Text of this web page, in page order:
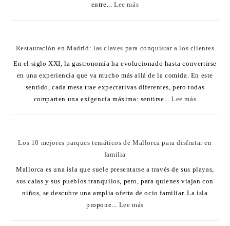
entre...Lee más
Restauración en Madrid: las claves para conquistar a los clientes
En el siglo XXI, la gastronomía ha evolucionado hasta convertirse
en una experiencia que va mucho más allá de la comida. En este
sentido, cada mesa trae expectativas diferentes, pero todas
comparten una exigencia máxima: sentirse...Lee más
Los 10 mejores parques temáticos de Mallorca para disfrutar en
familia
Mallorca es una isla que suele presentarse a través de sus playas,
sus calas y sus pueblos tranquilos, pero, para quienes viajan con
niños, se descubre una amplia oferta de ocio familiar. La isla
propone... Lee más